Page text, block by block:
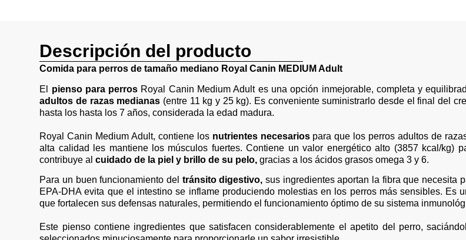
Descripción del producto
Comida para perros de tamaño mediano Royal Canin MEDIUM Adult
El pienso para perros Royal Canin Medium Adult es una opción inmejorable, completa y
adultos de razas medianas (entre 11 kg y 25 kg). Es conveniente suministrarlo desde el final del
hasta los hasta los 7 años, considerada la edad madura.
Royal Canin Medium Adult, contiene los nutrientes necesariospara que los perros adultos de
alta calidad les mantiene los músculos fuertes. Contiene un valor energético alto (3857 kcal/kg)
contribuye alcuidado de la piel y brillo de su pelo, gracias a los ácidos grasos omega 3 y 6.
Para un buen funcionamiento del tránsito digestivo, sus ingredientes aportan la fibra que necesita
EPA-DHA evita que el intestino se inflame produciendo molestias en los perros más sensibles. Es
que fortalecen sus defensas naturales, permitiendo el funcionamiento óptimo de su sistema
Este pienso contiene ingredientes que satisfacen considerablemente el apetito del perro,